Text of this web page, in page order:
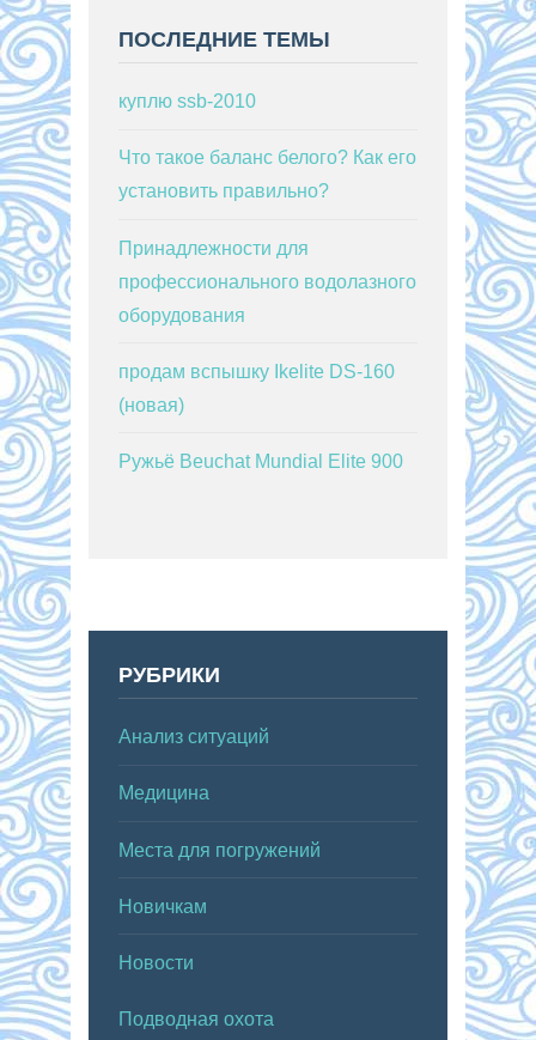
ПОСЛЕДНИЕ ТЕМЫ
куплю ssb-2010
Что такое баланс белого? Как его
установить правильно?
Принадлежности для
профессионального водолазного
оборудования
продам вспышку Ikelite DS-160
(новая)
Ружьё Beuchat Mundial Elite 900
РУБРИКИ
Анализ ситуаций
Медицина
Места для погружений
Новичкам
Новости
Подводная охота